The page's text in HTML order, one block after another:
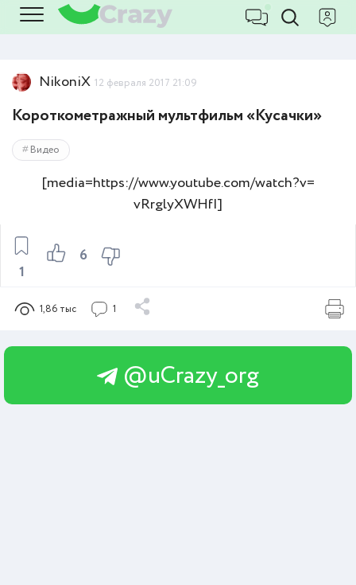
6
1
NikoniX 12 февраля 2017 21:09
Короткометражный мультфильм «Кусачки»
Видео
[media=https://www.youtube.com/watch?v=
vRrglyXWHfI]
1,86 тыс 1
@uCrazy_org